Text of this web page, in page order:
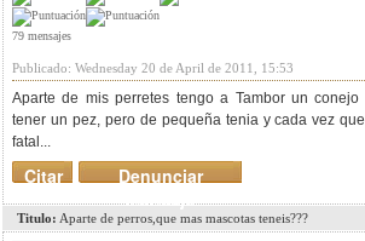
79 mensajes
Publicado: Wednesday 20 de April de 2011, 15:53
Aparte de mis perretes tengo a Tambor un
tener un pez, pero de pequeña tenia y cada vez
fatal...
Denunciar
mensaje
Citar
Titulo: Aparte de perros,que mas mascotas teneis???